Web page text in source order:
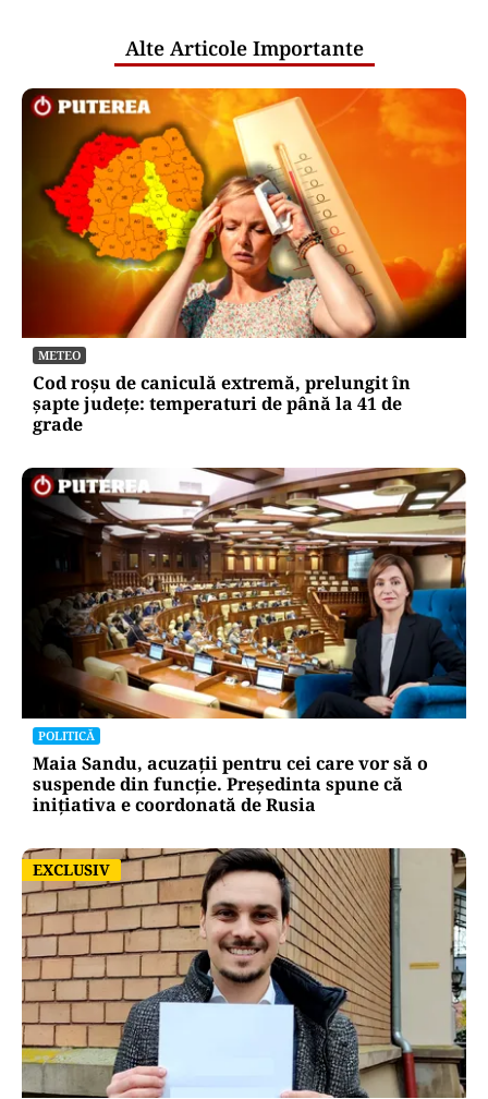
Alte Articole Importante
METEO
Cod roșu de caniculă extremă, prelungit în
șapte județe: temperaturi de până la 41 de
grade
POLITICĂ
Maia Sandu, acuzații pentru cei care vor să o
suspende din funcție. Președinta spune că
inițiativa e coordonată de Rusia
EXCLUSIV
EXCLUSIV